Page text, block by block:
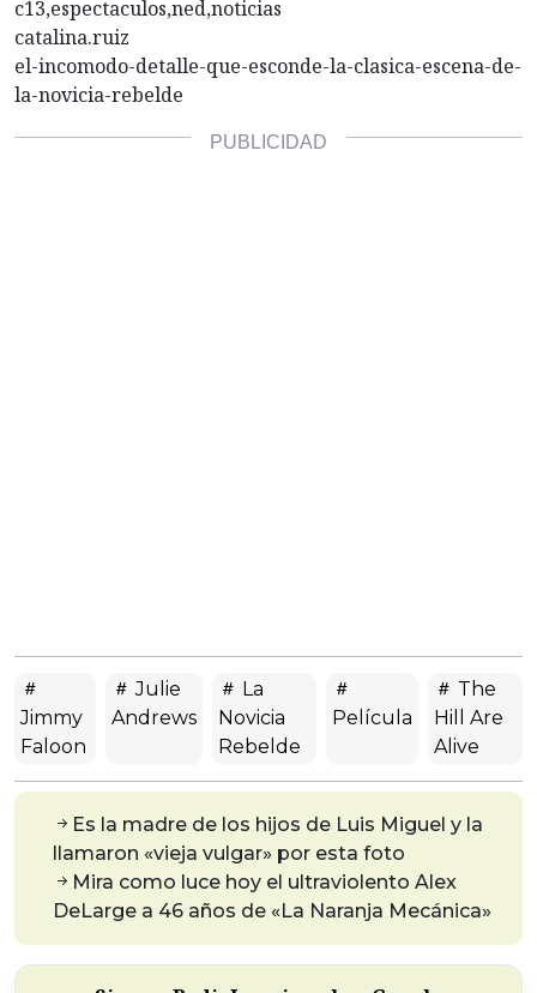
c13,espectaculos,ned,noticias
catalina.ruiz
el-incomodo-detalle-que-esconde-la-clasica-escena-de-
la-novicia-rebelde
Jimmy
Faloon
Julie
Andrews
La
Novicia
Rebelde
Película
The
Hill Are
Alive
Es la madre de los hijos de Luis Miguel y la
llamaron «vieja vulgar» por esta foto
Mira como luce hoy el ultraviolento Alex
DeLarge a 46 años de «La Naranja Mecánica»